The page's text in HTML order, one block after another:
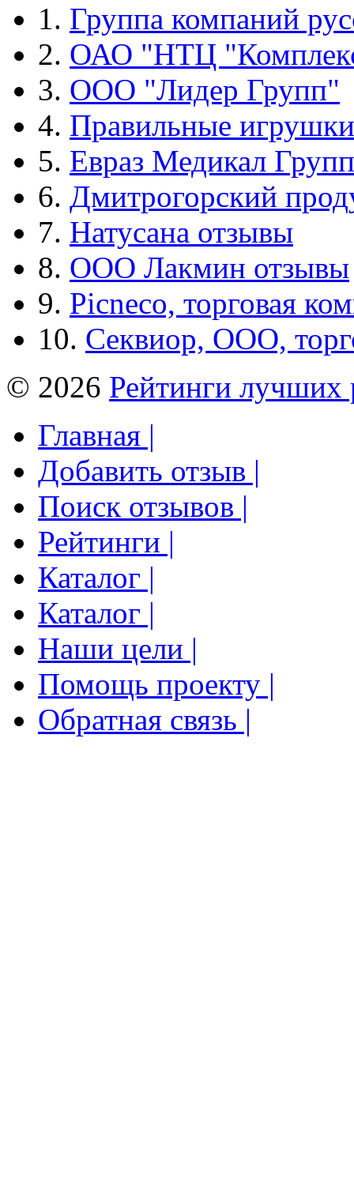
1. Группа компаний
2. ОАО "НТЦ
3. ООО "Лидер Групп"
4. Правильные игрушки
5. Евраз Медикал Групп
6. Дмитрогорский
7. Натусана отзывы
8. ООО Лакмин отзывы
9. Picneco, торговая
10. Секвиор, ООО,
© 2026 Рейтинги лучших
Главная |
Добавить отзыв |
Поиск отзывов |
Рейтинги |
Каталог |
Каталог |
Наши цели |
Помощь проекту |
Обратная связь |